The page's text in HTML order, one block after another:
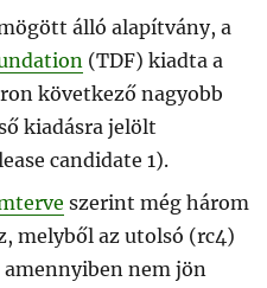
álló alapítvány, a
(TDF) kiadta a
következő nagyobb
kiadásra jelölt
candidate 1).
szerint még három
melyből az utolsó (rc4)
nem jön